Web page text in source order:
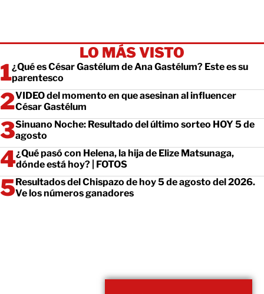
LO MÁS VISTO
¿Qué es César Gastélum de Ana Gastélum? Este es su
parentesco
VIDEO del momento en que asesinan al influencer
César Gastélum
Sinuano Noche: Resultado del último sorteo HOY 5 de
agosto
¿Qué pasó con Helena, la hija de Elize Matsunaga,
dónde está hoy? | FOTOS
Resultados del Chispazo de hoy 5 de agosto del 2026.
Ve los números ganadores